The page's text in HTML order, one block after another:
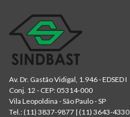
Av. Dr. Gastão Vidigal, 1.946 - EDSED I
Conj. 12 - CEP: 05314-000
Vila Leopoldina - São Paulo - SP
Tel.: (11) 3837-9877 | (11) 3643-4330